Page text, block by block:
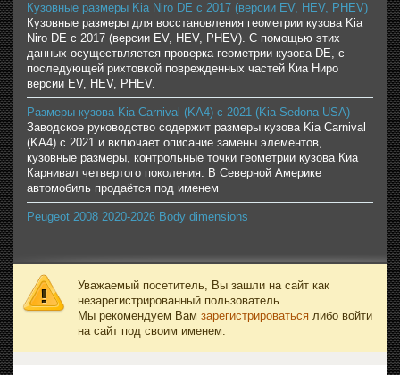
Кузовные размеры Kia Niro DE с 2017 (версии EV, HEV, PHEV)
Кузовные размеры для восстановления геометрии кузова Kia
Niro DE с 2017 (версии EV, HEV, PHEV). С помощью этих
данных осуществляется проверка геометрии кузова DE, с
последующей рихтовкой поврежденных частей Киа Ниро
версии EV, HEV, PHEV.
Размеры кузова Kia Carnival (KA4) с 2021 (Kia Sedona USA)
Заводское руководство содержит размеры кузова Kia Carnival
(KA4) с 2021 и включает описание замены элементов,
кузовные размеры, контрольные точки геометрии кузова Киа
Карнивал четвертого поколения. В Северной Америке
автомобиль продаётся под именем
Peugeot 2008 2020-2026 Body dimensions
Уважаемый посетитель, Вы зашли на сайт как
незарегистрированный пользователь.
Мы рекомендуем Вам зарегистрироваться либо войти
на сайт под своим именем.